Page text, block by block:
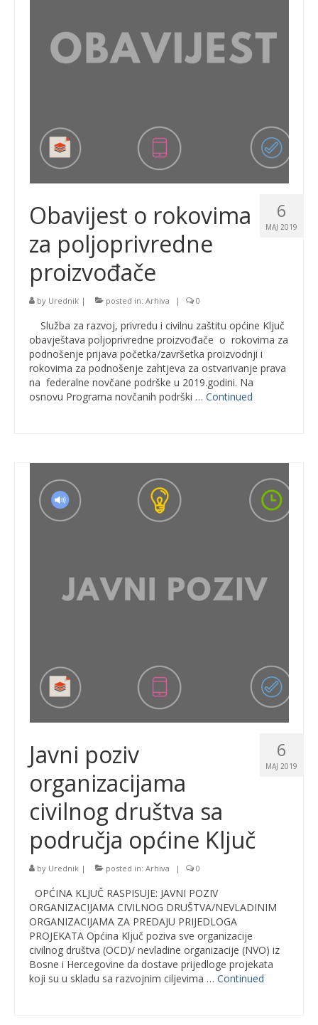
6
MAJ 2019
Obavijest o rokovima
za poljoprivredne
proizvođače
by Urednik | posted in: Arhiva | 0
Služba za razvoj, privredu i civilnu zaštitu općine Ključ
obavještava poljoprivredne proizvođače o rokovima za
podnošenje prijava početka/završetka proizvodnji i
rokovima za podnošenje zahtjeva za ostvarivanje prava
na federalne novčane podrške u 2019.godini. Na
osnovu Programa novčanih podrški … Continued
6
MAJ 2019
Javni poziv
organizacijama
civilnog društva sa
područja općine Ključ
by Urednik | posted in: Arhiva | 0
OPĆINA KLJUČ RASPISUJE: JAVNI POZIV
ORGANIZACIJAMA CIVILNOG DRUŠTVA/NEVLADINIM
ORGANIZACIJAMA ZA PREDAJU PRIJEDLOGA
PROJEKATA Općina Ključ poziva sve organizacije
civilnog društva (OCD)/ nevladine organizacije (NVO) iz
Bosne i Hercegovine da dostave prijedloge projekata
koji su u skladu sa razvojnim ciljevima … Continued